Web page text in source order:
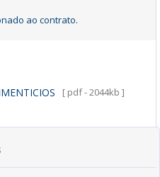
ao contrato.
[ pdf - 2044kb ]